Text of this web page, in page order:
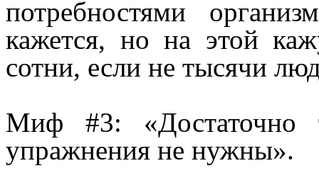
потребностями
кажется, но на этой
сотни, если не тысячи
Миф #3: «Достаточно
упражнения не нужны».